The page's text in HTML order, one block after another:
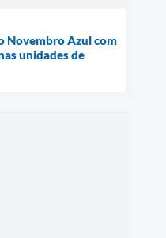
Novembro Azul com
unidades de